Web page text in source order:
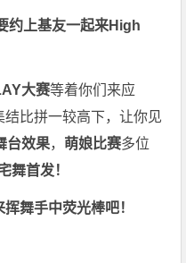
约上基友一起来High
大赛等着你们来应
比拼一较高下，让你见
台效果， 萌娘比赛多位
舞首发！
舞手中荧光棒吧！